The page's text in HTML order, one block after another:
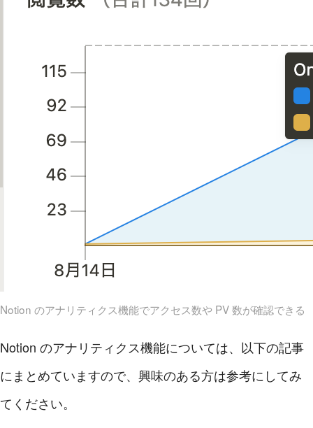
Notion のアナリティクス機能でアクセス数や PV 数が確認できる
Notion のアナリティクス機能については、以下の記事
にまとめていますので、興味のある方は参考にしてみ
てください。